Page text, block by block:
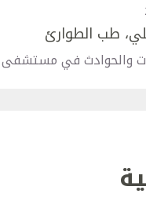
طب الطوارئ
والحوادث في مستشفى